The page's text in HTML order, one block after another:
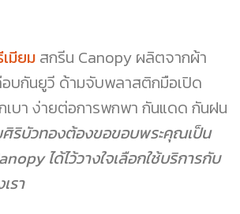
มียม สกรีน Canopy ผลิตจากผ้า
อบกันยูวี ด้ามจับพลาสติกมือเปิด
เบา ง่ายต่อการพกพา กันแดด กันฝน
ริบัวทองต้องขอขอบพระคุณเป็น
ได้ไว้วางใจเลือกใช้บริการกับ
รา